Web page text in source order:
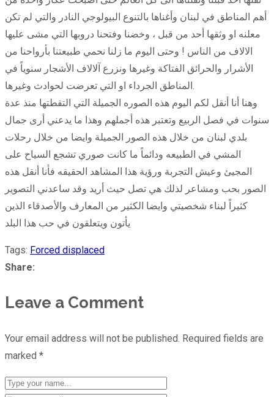
أهم المناطق في لبنان وأغناها بالتنوع البيولوجي النادر والتي لم تكن
معلنه او وثقها أحد من قبل ، وخضنا وفتحنا دروبها التي مشى عليها
الالاف من الناس ! وحتى اليوم ما زلنا نحمي طبيعتنا بأرواحنا من
الأشرار والحرائق الفتاكة وغيرها ونزرع آلالاف الأشجار سنوياً في
المناطق الجرداء او التي تعرضت لحوادث وغيرها.
وهنا أنا أنقل لكم اليوم هذه الصوره الجميلة التي التقطتها منذ عدة
سنوات في فصل الربيع وتعتبر هذه أجملهم وهذا ما يدعني أرى جمال
بلدي لبنان من خلال هذه الصور الجميلة وايضا من خلال رحلات
المشي في الطبيعه ودائماً ما كانت صوري تشجع السياح على
المجيئ وعيش التجربة ورؤية هذا المشاهد الحقيقه فأنا أنقل هذه
الصور بحب ومشاعر لذلك هي تصل حيث أريد وقد ساعدني التصوير
كثيراً لبناء شخصيتي وايضا الكثير من المعارف والأصدقاء الذين
يأتون ويتعلقون في حب هذا البلد
Tags: Forced displaced
Share:
Leave a Comment
Your email address will not be published. Required fields are
marked *